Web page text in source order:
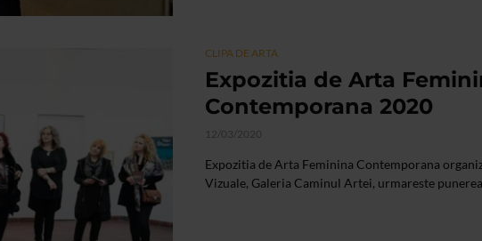
CLIPA DE ARTA
Expozitia de Arta
Contemporana 2020
12/03/2020
Expozitia de Arta Feminina Contemporana
Vizuale, Galeria Caminul Artei, urmareste